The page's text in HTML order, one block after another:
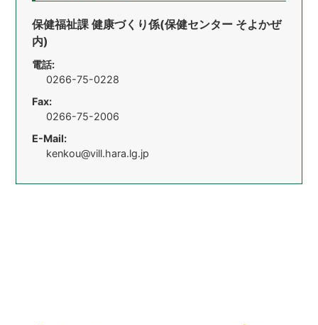
保健福祉課 健康づくり係(保健センター そよかぜ
内)
電話:
0266-75-0228
Fax:
0266-75-2006
E-Mail:
kenkou@vill.hara.lg.jp